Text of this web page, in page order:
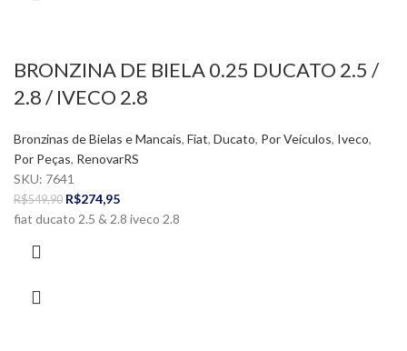
BRONZINA DE BIELA 0.25 DUCATO 2.5 /
2.8 / IVECO 2.8
Bronzinas de Bielas e Mancais, Fiat, Ducato, Por Veículos, Iveco,
Por Peças, RenovarRS
SKU: 7641
R$549,90 R$274,95
fiat ducato 2.5 & 2.8 iveco 2.8